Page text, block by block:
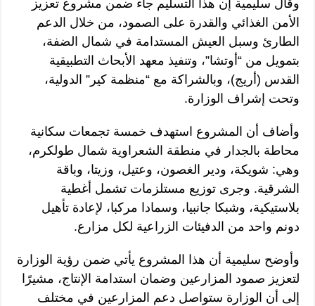
وقال سليمية إن هذا التسليم جاء ضمن مشروع تعزيز
الأمن الغذائي والقدرة على الصمود، من خلال الدعم
الطارئ وسبل العيش المستدامة في شمال الضفة،
بتمويل من “أوتشا”، وتنفيذ معهد الأبحاث التطبيقية
القدس (أريج)، وبالشراكة مع “منظمة كير” الدولية،
وتحت إشراف الوزارة.
وأضاف أن المشروع استهدف خمسة تجمعات سكانية
محاطة بالجدار في منطقة الشعراوية شمال طولكرم،
وهي: شويكة، ودير الغصون، وعتيل، وزيتا، وباقة
الشرقية. وجرى توزيع مستلزمات تشمل أغطية
بلاستيكية، وشبكا جانبيا، وسمادا مركبا، لإعادة تأهيل
دونم واحد من الدفيئات الزراعية لكل مزارع.
وأوضح سليمية أن هذا المشروع يأتي ضمن رؤية الوزارة
لتعزيز صمود المزارعين وضمان استدامة الإنتاج، مشيرًا
إلى أن الوزارة ستواصل دعم المزارعين في مختلف